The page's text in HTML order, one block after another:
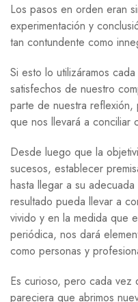
Los pasos en orden eran
experimentación y
tan contundente como
Si esto lo utilizáramos
satisfechos de nuestro
parte de nuestra reflexión,
que nos llevará a conciliar
Desde luego que la
sucesos, establecer
hasta llegar a su
resultado pueda llevar a
vivido y en la medida que
periódica, nos dará
como personas y
Es curioso, pero cada vez
pareciera que abrimos